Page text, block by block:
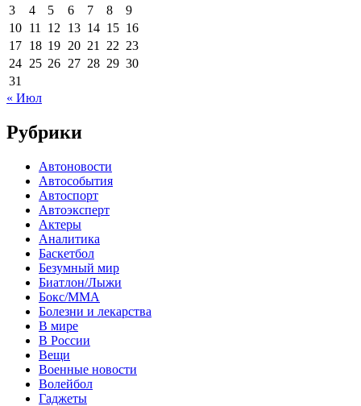
3
4 5 6 7 8
9
10 11 12 13 14 15 16
17 18 19 20 21 22 23
24 25 26 27 28 29 30
31
« Июл
Рубрики
Автоновости
Автособытия
Автоспорт
Автоэксперт
Актеры
Аналитика
Баскетбол
Безумный мир
Биатлон/Лыжи
Бокс/MMA
Болезни и лекарства
В мире
В России
Вещи
Военные новости
Волейбол
Гаджеты